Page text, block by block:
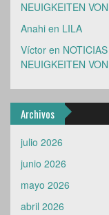
NEUIGKEITEN
Anahi en LILA
Víctor en
NEUIGKEITEN
Archivos
julio 2026
junio 2026
mayo 2026
abril 2026